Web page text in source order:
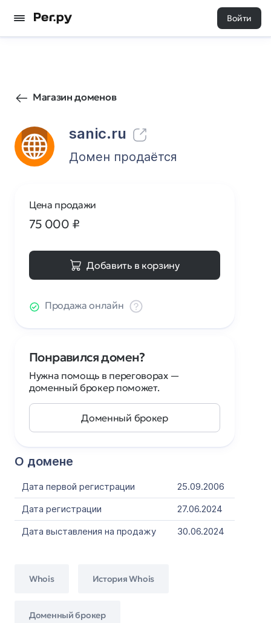
Войти
Магазин доменов
sanic.ru
165 0
Домен продаётся
О домене
Дата первой регистрации
25.09.2006
Дата регистрации
27.06.2024
Дата выставления на продажу
30.06.2024
Whois История Whois
Доменный брокер
Цена продажи
75 000 ₽
Добавить в корзину
Продажа онлайн
Понравился домен?
Нужна помощь в переговорах —
доменный брокер поможет.
Доменный брокер